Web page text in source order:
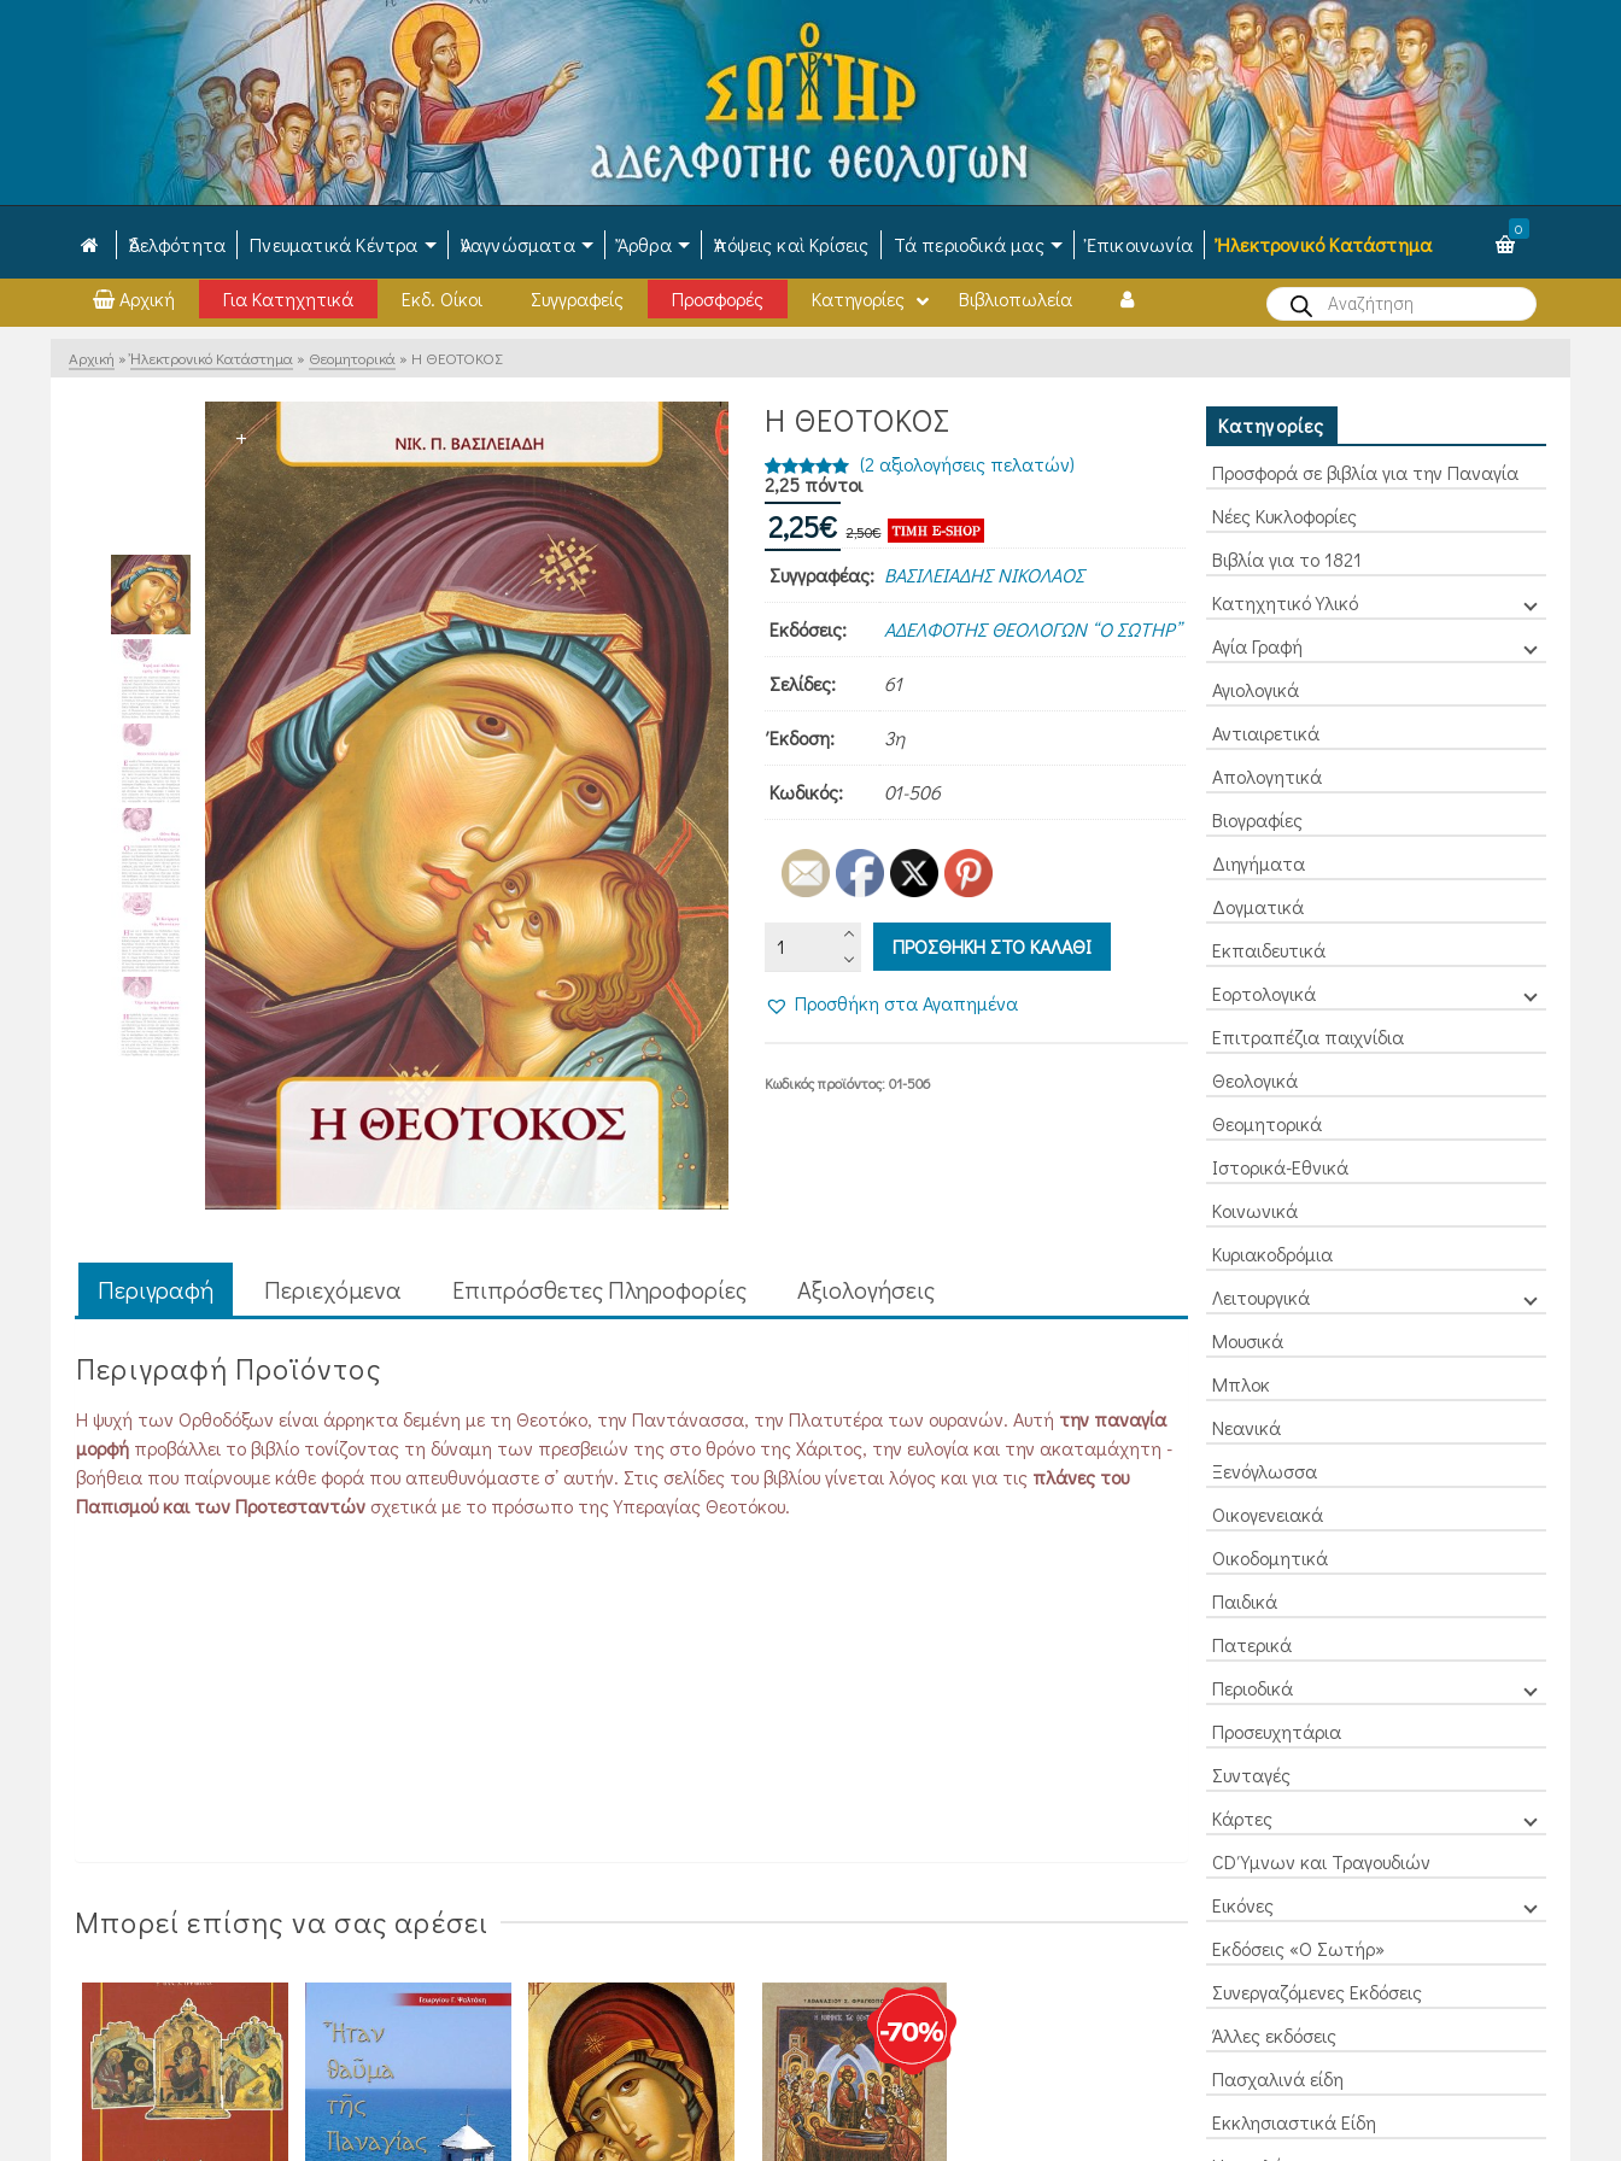
Ἀδελφότητα Πνευματικά Κέντρα Ἀναγνώσματα Ἄρθρα Ἀπόψεις καὶ Κρίσεις Τά περιοδικά μας Ἐπικοινωνία Ἠλεκτρονικό Κατάστημα
0
Products
search
Αρχική Για Κατηχητικά Εκδ. Οίκοι Συγγραφείς Προσφορές Κατηγορίες Βιβλιοπωλεία
Αρχική » Ἠλεκτρονικό Κατάστημα » Θεομητορικά » Η ΘΕΟΤΟΚΟΣ
Η ΘΕΟΤΟΚΟΣ
Βαθμολογήθηκε
με5.00
από 5 με
βάση
2
βαθμολογίες
πελάτη
(2 αξιολογήσεις πελατών)
2,25 πόντοι
2,50€ Original
price
was:
2,50€.
2,25€ Η
τρέχουσα
τιμή
είναι:
2,25€.
Συγγραφέας: ΒΑΣΙΛΕΙΑΔΗΣ ΝΙΚΟΛΑΟΣ
Εκδόσεις: ΑΔΕΛΦΟΤΗΣ ΘΕΟΛΟΓΩΝ “Ο ΣΩΤΗΡ”
Σελίδες: 61
Έκδοση: 3η
Κωδικός: 01-506
ποσότητα
ΠΡΟΣΘΗΚΗ ΣΤΟ ΚΑΛΑΘΙ
Προσθήκη στα Αγαπημένα
Κωδικός προϊόντος:01-506
Περιγραφή Περιεχόμενα Επιπρόσθετες Πληροφορίες Aξιολογήσεις
Περιγραφή Προϊόντος
Η ψυχή των ­Ορθοδόξων εί­­ναι άρρηκτα ­δεμένη με τη Θε­οτόκο, την ­Παντάνασσα, την Πλατυτέρα των ουρανών. Αυτή την παναγία
μορ­­φή ­προβάλλει το βιβλίο ­τονίζοντας τη δύ­ναμη των πρεσβειών της στο ­θρόνο της ­Χάριτος, την ­ευ­­λογία και την ­ακαταμάχητη ­
βοήθεια που παίρνουμε κάθε φορά που ­απευθυνόμαστε σ᾿ αυτήν. Στις σελίδες του βιβλίου γίνεται λόγος και για τις πλάνες του
Παπισμού και των Προ­τε­­σταντών σχετικά με το πρόσωπο της Υπεραγίας Θε­οτόκου.
Μπορεί επίσης να σας αρέσει
Κατηγορίες
Προσφορά σε βιβλία για την Παναγία
Νέες Κυκλοφορίες
Βιβλία για το 1821
Κατηχητικό Υλικό
Αγία Γραφή
Αγιολογικά
Αντιαιρετικά
Απολογητικά
Βιογραφίες
Διηγήματα
Δογματικά
Εκπαιδευτικά
Εορτολογικά
Επιτραπέζια παιχνίδια
Θεολογικά
Θεομητορικά
Ιστορικά-Εθνικά
Κοινωνικά
Κυριακοδρόμια
Λειτουργικά
Μουσικά
Μπλοκ
Νεανικά
Ξενόγλωσσα
Οικογενειακά
Οικοδομητικά
Παιδικά
Πατερικά
Περιοδικά
Προσευχητάρια
Συνταγές
Κάρτες
CD Ύμνων και Τραγουδιών
Εικόνες
Εκδόσεις «Ο Σωτήρ»
Συνεργαζόμενες Εκδόσεις
Άλλες εκδόσεις
Πασχαλινά είδη
Εκκλησιαστικά Είδη